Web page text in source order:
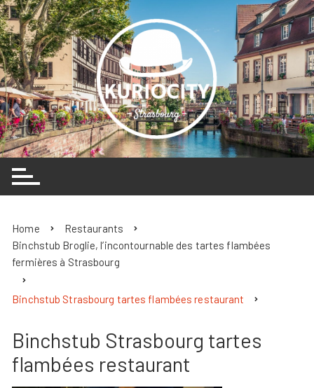
Skip
to
content
Home
Restaurants
Binchstub Broglie, l’incontournable des tartes flambées
fermières à Strasbourg
Binchstub Strasbourg tartes flambées restaurant
Binchstub Strasbourg tartes
flambées restaurant